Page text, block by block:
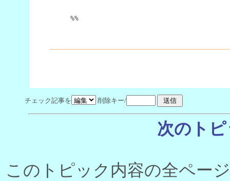
%%
チェック記事を 削除キー/
次のト
このトピック内容の全ペー